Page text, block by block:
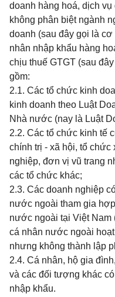
doanh hàng hoá, dịch
không phân biệt ngành
doanh (sau đây gọi là
nhân nhập khẩu hàng
chịu thuế GTGT (sau
gồm:
2.1. Các tổ chức kinh
kinh doanh theo Luật
Nhà nước (nay là Luật
2.2. Các tổ chức kinh tế
chính trị - xã hội, tổ chức
nghiệp, đơn vị vũ trang
các tổ chức khác;
2.3. Các doanh nghiệp
nước ngoài tham gia
nước ngoài tại Việt Nam
cá nhân nước ngoài
nhưng không thành lập
2.4. Cá nhân, hộ gia
và các đối tượng khác
nhập khẩu.